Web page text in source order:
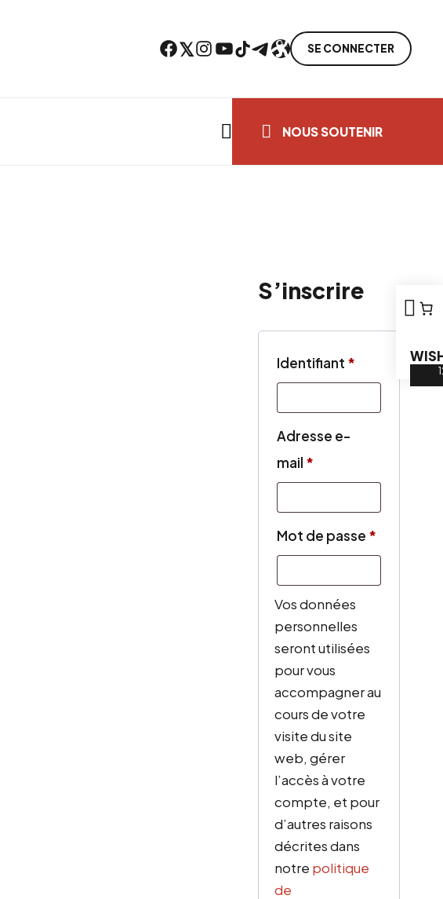
Facebook Twitter Instagram YouTube TikTok TelegramLien SE CONNECTER
NOUS SOUTENIR
S’inscrire
Identifiant * Obligatoire
Adresse e-
mail *
Mot de passe *
Vos données
personnelles
seront utilisées
pour vous
accompagner au
cours de votre
visite du site
web, gérer
l’accès à votre
compte, et pour
d’autres raisons
décrites dans
notre politique
de